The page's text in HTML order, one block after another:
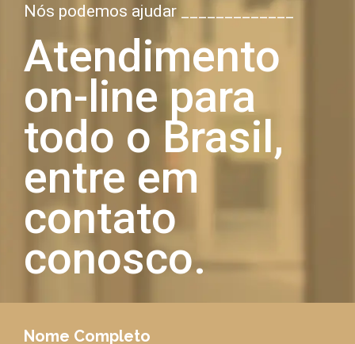
Nós podemos ajudar _____________
Atendimento
on-line para
todo o Brasil,
entre em
contato
conosco.
Nome Completo